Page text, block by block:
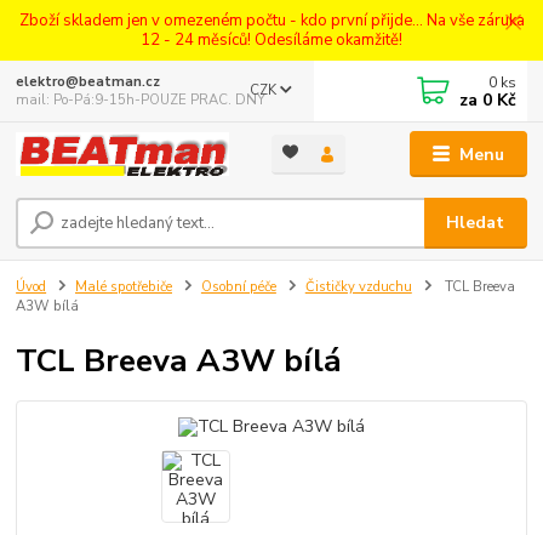
Zboží skladem jen v omezeném počtu - kdo první přijde... Na vše záruka
12 - 24 měsíců! Odesíláme okamžitě!
Menu
CZK
Hledat
elektro@beatman.cz
mail: Po-Pá:9-15h-POUZE PRAC. DNY
0 ks
za 0 Kč
Úvod Malé spotřebiče Osobní péče Čističky vzduchu
TCL Breeva
A3W bílá
TCL Breeva A3W bílá